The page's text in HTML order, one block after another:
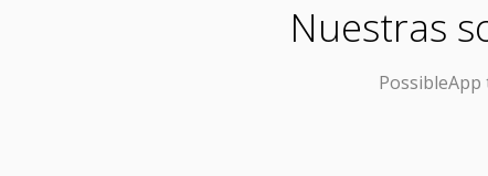
Nuestras
PossibleApp